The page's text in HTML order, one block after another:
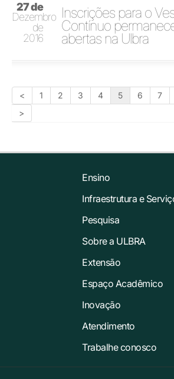
27 de
Dezembro
de
2016
Inscrições para o
Contínuo
abertas na Ulbra
< 1 2 3 4 5 6 7
>
Ensino
Infraestrutura e
Pesquisa
Sobre a ULBRA
Extensão
Espaço Acadêmico
Inovação
Atendimento
Trabalhe conosco